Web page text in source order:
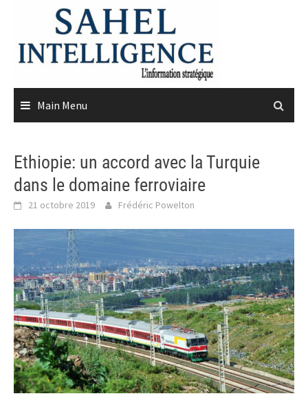
content
Main Menu
Ethiopie: un accord avec la Turquie
dans le domaine ferroviaire
21 octobre 2019 Frédéric Powelton